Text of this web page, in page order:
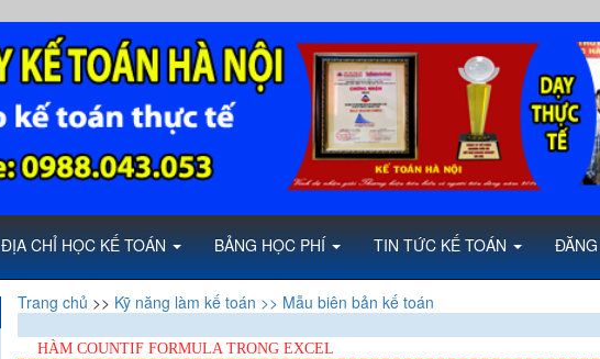
ĐỊA CHỈ HỌC KẾ TOÁN BẢNG HỌC PHÍ TIN TỨC KẾ TOÁN
Trang chủ >> Kỹ năng làm kế toán >> Mẫu biên bản kế toán
HÀM COUNTIF FORMULA TRONG EXCEL